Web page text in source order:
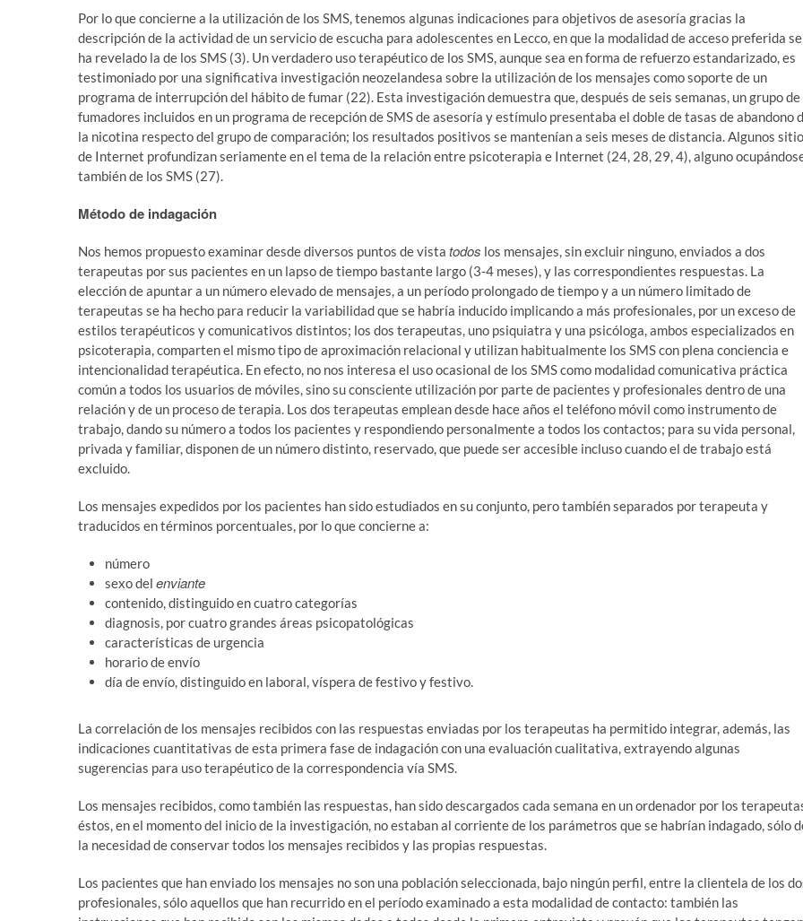
Por lo que concierne a la utilización de los SMS, tenemos algunas indicaciones para objetivos de asesoría gracias la
descripción de la actividad de un servicio de escucha para adolescentes en Lecco, en que la modalidad de acceso preferida se
ha revelado la de los SMS (3). Un verdadero uso terapéutico de los SMS, aunque sea en forma de refuerzo estandarizado, es
testimoniado por una significativa investigación neozelandesa sobre la utilización de los mensajes como soporte de un
programa de interrupción del hábito de fumar (22). Esta investigación demuestra que, después de seis semanas, un grupo de
fumadores incluidos en un programa de recepción de SMS de asesoría y estímulo presentaba el doble de tasas de abandono
la nicotina respecto del grupo de comparación; los resultados positivos se mantenían a seis meses de distancia. Algunos
de Internet profundizan seriamente en el tema de la relación entre psicoterapia e Internet (24, 28, 29, 4), alguno
también de los SMS (27).
Método de indagación
Nos hemos propuesto examinar desde diversos puntos de vista todos los mensajes, sin excluir ninguno, enviados a dos
terapeutas por sus pacientes en un lapso de tiempo bastante largo (3-4 meses), y las correspondientes respuestas. La
elección de apuntar a un número elevado de mensajes, a un período prolongado de tiempo y a un número limitado de
terapeutas se ha hecho para reducir la variabilidad que se habría inducido implicando a más profesionales, por un exceso de
estilos terapéuticos y comunicativos distintos; los dos terapeutas, uno psiquiatra y una psicóloga, ambos especializados en
psicoterapia, comparten el mismo tipo de aproximación relacional y utilizan habitualmente los SMS con plena conciencia e
intencionalidad terapéutica. En efecto, no nos interesa el uso ocasional de los SMS como modalidad comunicativa práctica
común a todos los usuarios de móviles, sino su consciente utilización por parte de pacientes y profesionales dentro de una
relación y de un proceso de terapia. Los dos terapeutas emplean desde hace años el teléfono móvil como instrumento de
trabajo, dando su número a todos los pacientes y respondiendo personalmente a todos los contactos; para su vida personal,
privada y familiar, disponen de un número distinto, reservado, que puede ser accesible incluso cuando el de trabajo está
excluido.
Los mensajes expedidos por los pacientes han sido estudiados en su conjunto, pero también separados por terapeuta y
traducidos en términos porcentuales, por lo que concierne a:
número
sexo del enviante
contenido, distinguido en cuatro categorías
diagnosis, por cuatro grandes áreas psicopatológicas
características de urgencia
horario de envío
día de envío, distinguido en laboral, víspera de festivo y festivo.
La correlación de los mensajes recibidos con las respuestas enviadas por los terapeutas ha permitido integrar, además, las
indicaciones cuantitativas de esta primera fase de indagación con una evaluación cualitativa, extrayendo algunas
sugerencias para uso terapéutico de la correspondencia vía SMS.
Los mensajes recibidos, como también las respuestas, han sido descargados cada semana en un ordenador por los
éstos, en el momento del inicio de la investigación, no estaban al corriente de los parámetros que se habrían indagado, sólo
la necesidad de conservar todos los mensajes recibidos y las propias respuestas.
Los pacientes que han enviado los mensajes no son una población seleccionada, bajo ningún perfil, entre la clientela de los
profesionales, sólo aquellos que han recurrido en el período examinado a esta modalidad de contacto: también las